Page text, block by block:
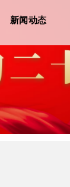
新闻动态